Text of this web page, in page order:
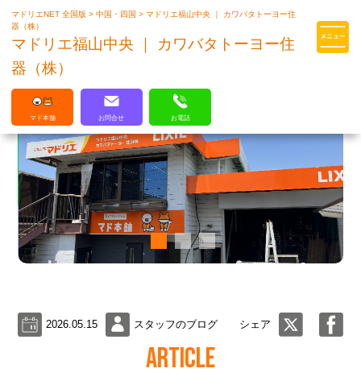
マドリエはLIXILの厳しい基準を
マドリエNET 全国版>中国・四国>マドリエ福山中央 ｜ カワバタトーヨー住
器（株）
マドリエ福山中央 ｜ カワバタトーヨー住
器（株）
マド本舗 お問合せ お電話
2026.05.15 スタッフのブログ シェア
ARTICLE